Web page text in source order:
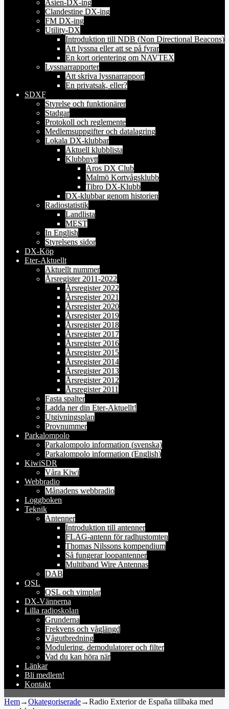
Asien-DX-ing
Clandestine DX-ing
FM DX-ing
Utility-DX
Introduktion till NDB (Non Directional Beacons)
Att lyssna eller att se på fyrar
En kort orientering om NAVTEX
Lyssnarrapporter
Att skriva lyssnarrapport
En privatsak, eller?
SDXF
Styrelse och funktionärer
Stadgar
Protokoll och reglemente
Medlemsuppgifter och datalagring
Lokala DX-klubbar
Aktuell klubblista
Klubbnytt
Aros DX Club
Malmö Kortvågsklubb
Tibro DX-Klubb
DX-klubbar genom historien
Radiostatistik
Landlista
MEST
In English
Styrelsens sidor
DX-Köp
Eter-Aktuellt
Aktuellt nummer
Årsregister 2011-2022
Årsregister 2022
Årsregister 2021
Årsregister 2020
Årsregister 2019
Årsregister 2018
Årsregister 2017
Årsregister 2016
Årsregister 2015
Årsregister 2014
Årsregister 2013
Årsregister 2012
Årsregister 2011
Fasta spalter
Ladda ner din Eter-Aktuellt!
Utgivningsplan
Provnummer
Parkalompolo
Parkalompolo information (svenska)
Parkalompolo information (English)
KiwiSDR
Våra Kiwi
Webbradio
Månadens webbradio
Loggboken
Teknik
Antenner
Introduktion till antenner
FLAG-antenn för radhustomten
Thomas Nilssons kompendium
Så fungerar loopantenner
Multiband Wire Antennas
DAB
QSL
QSL och vimplar
DX-Vännerna
Lilla radioskolan
Grunderna
Frekvens och våglängd
Vågutbredning
Modulering, demodulatorer och filter
Vad du kan höra när
Länkar
Bli medlem!
Kontakt
Hem→Okategoriserade→Radio Exterior de España tillbaka med